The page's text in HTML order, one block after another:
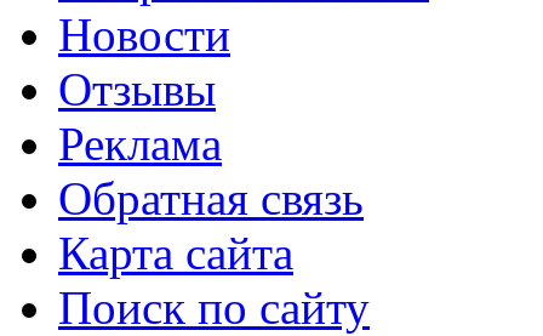
Новости
Отзывы
Реклама
Обратная связь
Карта сайта
Поиск по сайту